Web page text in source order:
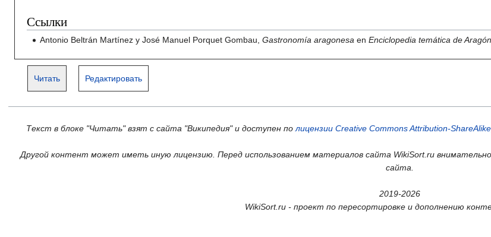
Ссылки
Antonio Beltrán Martínez y José Manuel Porquet Gombau,Gastronomía aragonesa enEnciclopedia temática de Aragón
Читать Редактировать
Текст в блоке "Читать" взят с сайта "Википедия" и доступен по лицензии Creative Commons Attribution-ShareAlike
Другой контент может иметь иную лицензию. Перед использованием материалов сайта WikiSort.ru
сайта.
2019-2026
WikiSort.ru - проект по пересортировке и дополнению